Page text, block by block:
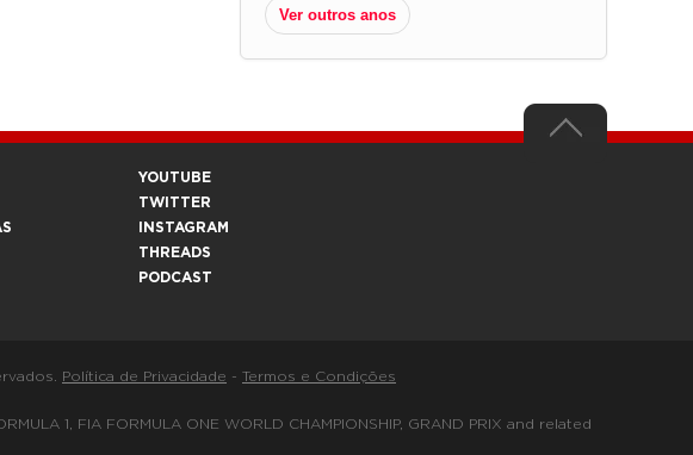
Ver outros anos
YOUTUBE
TWITTER
INSTAGRAM
THREADS
PODCAST
Política de Privacidade - Termos e Condições
1, FIA FORMULA ONE WORLD CHAMPIONSHIP, GRAND PRIX and related